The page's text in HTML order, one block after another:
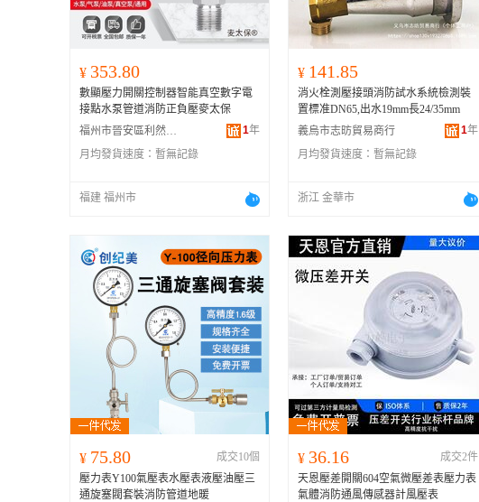
¥ 353.80
數顯壓力開關控制器智能真空數字電
接點水泵管道消防正負壓麥太保
福州市晉安區利然貿易商行
1年
月均發貨速度： 暫無記錄
福建 福州市
¥ 141.85
消火栓測壓接頭消防試水系統檢測裝
置標准DN65,出水19mm長24/35mm
義烏市志昉貿易商行
1年
月均發貨速度： 暫無記錄
浙江 金華市
¥ 75.80
成交10個
壓力表Y100氣壓表水壓表液壓油壓三
通旋塞閥套裝消防管道地暖
¥ 36.16
成交2件
天恩壓差開關604空氣微壓差表壓力表
氣體消防通風傳感器計風壓表